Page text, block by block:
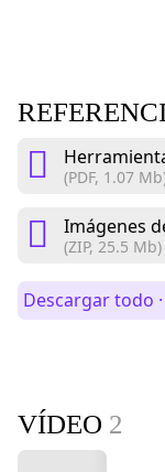
(PDF, 1.07
Imágenes
(ZIP, 25.5 Mb)
Descargar todo
VÍDEO 2